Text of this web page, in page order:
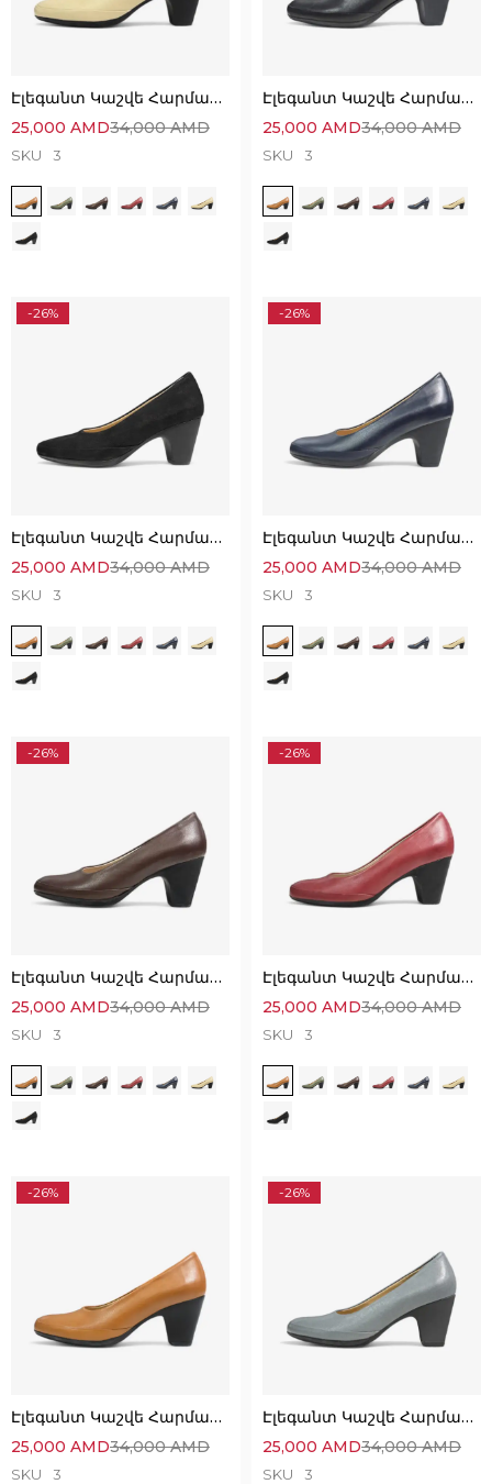
Էլեգանտ Կաշվե Հարմարավետ Կոշիկներ
34,000AMD
25,000 AMD
SKU 3
Էլեգանտ Կաշվե Հարմարավետ Կոշիկներ
34,000AMD
25,000 AMD
SKU 3
-26%
Էլեգանտ Կաշվե Հարմարավետ Կոշիկներ
34,000AMD
25,000 AMD
SKU 3
-26%
Էլեգանտ Կաշվե Հարմարավետ Կոշիկներ
34,000AMD
25,000 AMD
SKU 3
-26%
Էլեգանտ Կաշվե Հարմարավետ Կոշիկներ
34,000AMD
25,000 AMD
SKU 3
-26%
Էլեգանտ Կաշվե Հարմարավետ Կոշիկներ
34,000AMD
25,000 AMD
SKU 3
-26%
Էլեգանտ Կաշվե Հարմարավետ Կոշիկներ
34,000AMD
25,000 AMD
SKU 3
-26%
Էլեգանտ Կաշվե Հարմարավետ Կոշիկներ
34,000AMD
25,000 AMD
SKU 3